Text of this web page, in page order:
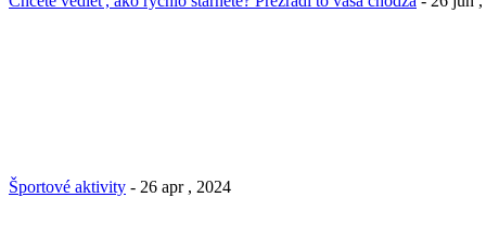
Športové aktivity - 26 apr , 2024